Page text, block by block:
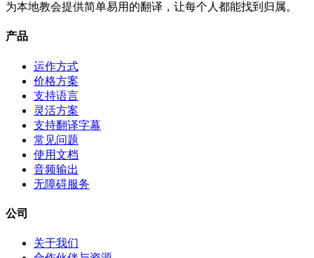
为本地教会提供简单易用的翻译，让每个人都能找到归属。
产品
运作方式
价格方案
支持语言
灵活方案
支持翻译字幕
常见问题
使用文档
音频输出
无障碍服务
公司
关于我们